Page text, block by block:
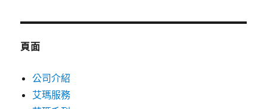
鍵
頁面
公司介紹
艾瑪服務